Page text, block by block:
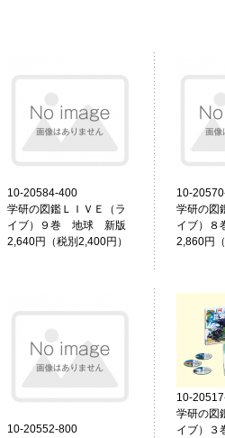
10-20584-400
学研の図鑑ＬＩＶＥ（ラ
イブ）９巻 地球 新版
2,640円（税別2,400円）
10-
学研の図
イブ）
2,860円
10-20552-800
10-
学研の図
イブ）